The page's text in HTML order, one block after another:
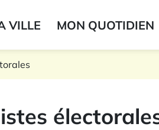
VILLE MON QUOTIDIEN